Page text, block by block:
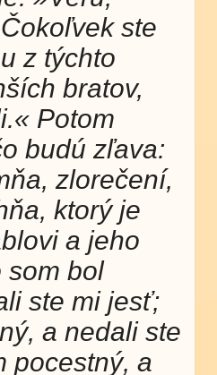
ste
z týchto
bratov,
Potom
budú zľava:
zlorečení,
ktorý je
a jeho
som bol
ste mi jesť;
a nedali ste
pocestný, a